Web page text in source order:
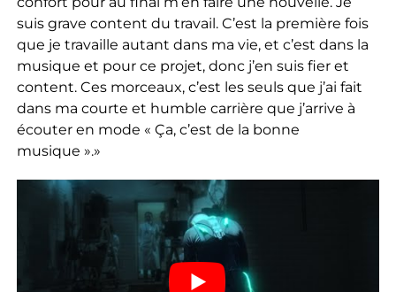
suis grave content du travail. C’est la première fois
que je travaille autant dans ma vie, et c’est dans la
musique et pour ce projet, donc j’en suis fier et
content. Ces morceaux, c’est les seuls que j’ai fait
dans ma courte et humble carrière que j’arrive à
écouter en mode « Ça, c’est de la bonne
musique ».»